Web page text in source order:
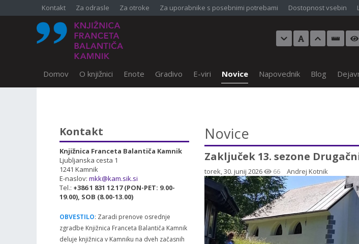
Kontakt Za odrasle Za otroke Za uporabnike s posebnimi potrebami Dostopnost vsebin
Domov O knjižnici Enote Gradivo E-viri Novice Napovednik Blog
Novice
Zaključek 13. sezone
torek, 30. junij 2026 66 Andrej Kotnik
Kontakt
Knjižnica Franceta Balantiča Kamnik
Ljubljanska cesta 1
1241 Kamnik
E-naslov: mkk@kam.sik.si
Tel.: +386 1 831 12 17 (PON-PET: 9.00-
19.00), SOB (8.00-13.00)
OBVESTILO: Zaradi prenove osrednje
zgradbe Knjižnica Franceta Balantiča Kamnik
deluje knjižnica v Kamniku na dveh začasnih